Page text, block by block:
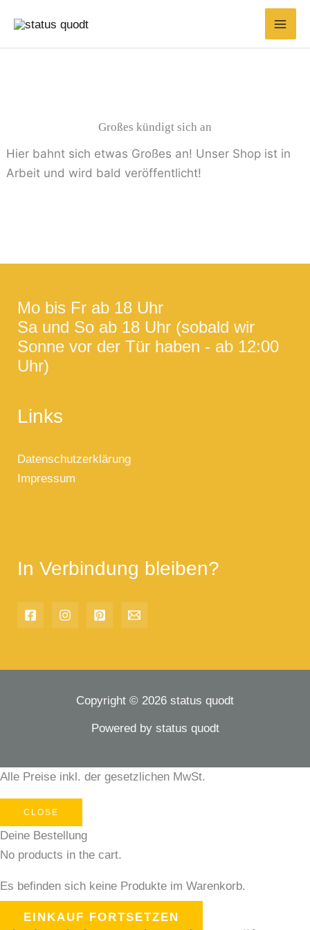
Inhalt
springen
Großes kündigt sich an
Hier bahnt sich etwas Großes an! Unser Shop ist in
Arbeit und wird bald veröffentlicht!
Mo bis Fr ab 18 Uhr
Sa und So ab 18 Uhr (sobald wir
Sonne vor der Tür haben - ab 12:00
Uhr)
Links
Datenschutzerklärung
Impressum
In Verbindung bleiben?
Copyright © 2026 status quodt
Powered by status quodt
Alle Preise inkl. der gesetzlichen MwSt.
CLOSE
Deine Bestellung
No products in the cart.
Es befinden sich keine Produkte im Warenkorb.
EINKAUF FORTSETZEN